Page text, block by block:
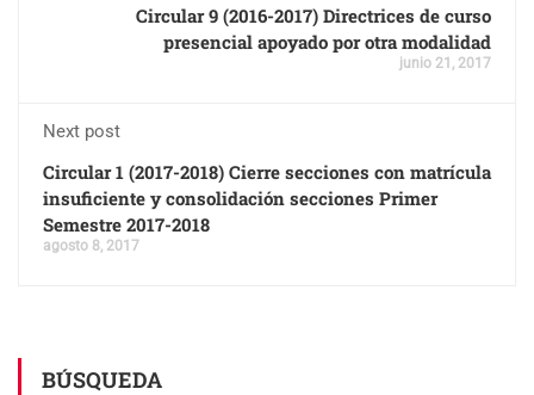
Circular 9 (2016-2017) Directrices de curso
presencial apoyado por otra modalidad
junio 21, 2017
Next post
Circular 1 (2017-2018) Cierre secciones con matrícula
insuficiente y consolidación secciones Primer
Semestre 2017-2018
agosto 8, 2017
BÚSQUEDA